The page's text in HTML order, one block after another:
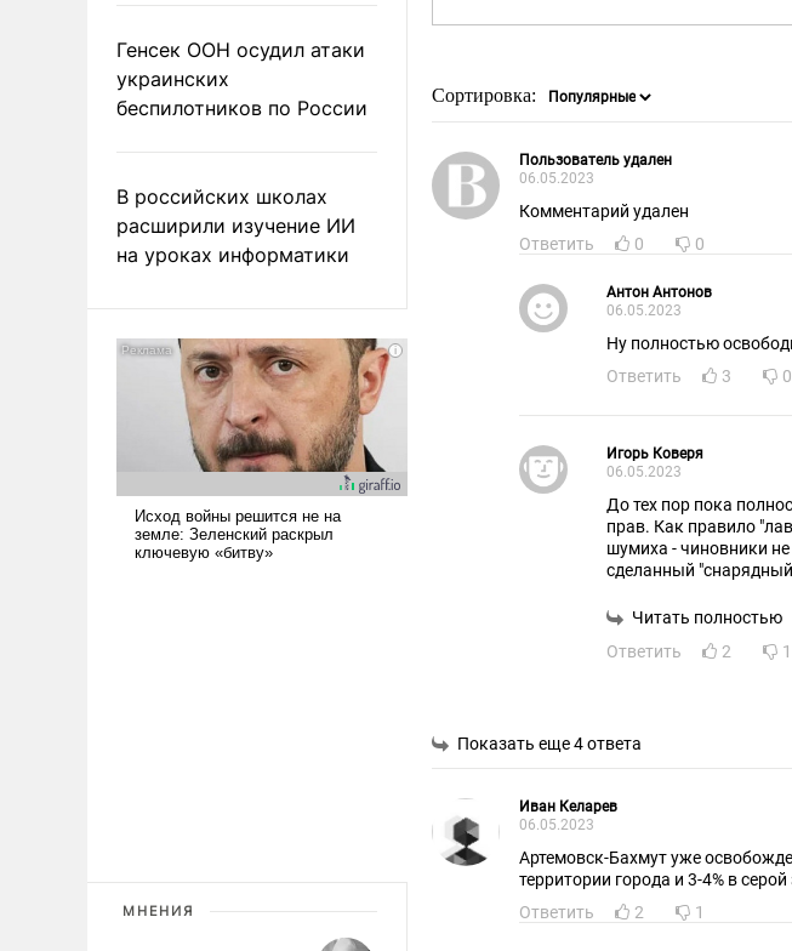
Генсек ООН осудил атаки
украинских
беспилотников по России
В российских школах
расширили изучение ИИ
на уроках информатики
МНЕНИЯ
Сортировка:
Пользователь удален
06.05.2023
Комментарий удален
Ответить
0 0
Антон Антонов
06.05.2023
Ну полностью
Ответить
3 0
Игорь Коверя
06.05.2023
До тех пор пока
прав. Как правило
шумиха - чиновники не
сделанный "снарядный
Читать полностью
Ответить
2 1
Показать еще 4 ответа
Иван Келарев
06.05.2023
Артемовск-Бахмут уже
территории города и 3-4% в серой
Ответить
2 1